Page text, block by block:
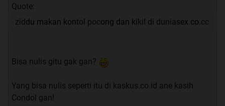
Quote:
ziddu makan kontol pocong dan kikil di duniasex.co .cc
Bisa nulis gitu gak gan?
Yang bisa nulis seperti itu di kaskus.co.id ane kasih
Condol gan!